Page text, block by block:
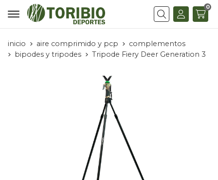
Buscar
0
inicio aire comprimido y pcp
complementos
bipodes y tripodes
Tripode Fiery Deer Generation 3